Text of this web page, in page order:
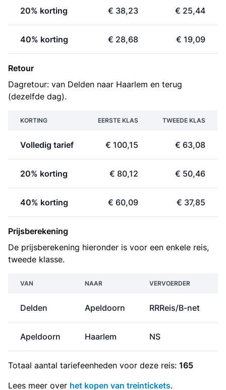
20% korting € 38,23 € 25,44
40% korting € 28,68 € 19,09
Retour
Dagretour: van Delden naar Haarlem en terug
(dezelfde dag).
KORTING EERSTE KLAS TWEEDE KLAS
Volledig tarief € 100,15 € 63,08
20% korting € 80,12 € 50,46
40% korting € 60,09 € 37,85
Prijsberekening
De prijsberekening hieronder is voor een enkele reis,
tweede klasse.
VAN NAAR VERVOERDER
Delden Apeldoorn RRReis/B-net
Apeldoorn Haarlem NS
Totaal aantal tariefeenheden voor deze reis: 165
Lees meer over het kopen van treintickets.